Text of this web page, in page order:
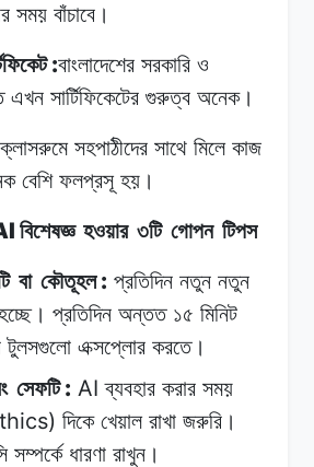
সময় বাঁচাবে।
:বাংলাদেশের সরকারি ও
এখন সার্টিফিকেটের গুরুত্ব অনেক।
ক্লাসরুমে সহপাঠীদের সাথে মিলে কাজ
বেশি ফলপ্রসূ হয়।
বিশেষজ্ঞ হওয়ার ৩টি গোপন টিপস
বা কৌতূহল: প্রতিদিন নতুন নতুন
প্রতিদিন অন্তত ১৫ মিনিট
টুলসগুলো এক্সপ্লোর করতে।
সেফটি: AIব্যবহার করার সময়
দিকে খেয়াল রাখা জরুরি।
সম্পর্কে ধারণা রাখুন।